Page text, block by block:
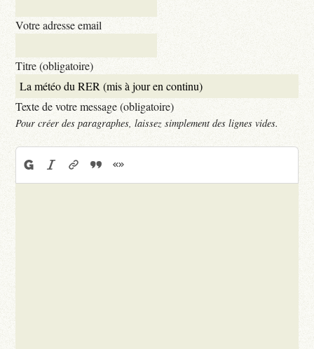
Votre adresse email
Titre (obligatoire)
Texte de votre message (obligatoire)
Pour créer des paragraphes, laissez simplement des lignes vides.